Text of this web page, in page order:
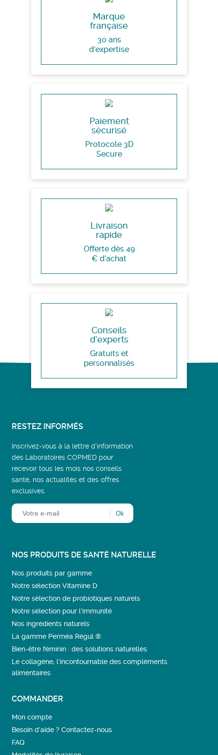
Marque
française
30 ans
d'expertise
Paiement
sécurisé
Protocole 3D
Secure
Livraison
rapide
Offerte dès 49
€ d’achat
Conseils
d’experts
Gratuits et
personnalisés
RESTEZ INFORMÉS
Inscrivez-vous à la lettre d’information
des Laboratoires COPMED pour
recevoir tous les mois nos conseils
santé, nos actualités et des offres
exclusives.
NOS PRODUITS DE SANTÉ NATURELLE
Nos produits par gamme
Notre sélection Vitamine D
Notre sélection de probiotiques naturels
Notre sélection pour l'immunité
Nos ingrédients naturels
La gamme Perméa Régul ®
Bien-être féminin : des solutions naturelles
Le collagène, l’incontournable des compléments
alimentaires
COMMANDER
Mon compte
Besoin d’aide ? Contactez-nous
FAQ